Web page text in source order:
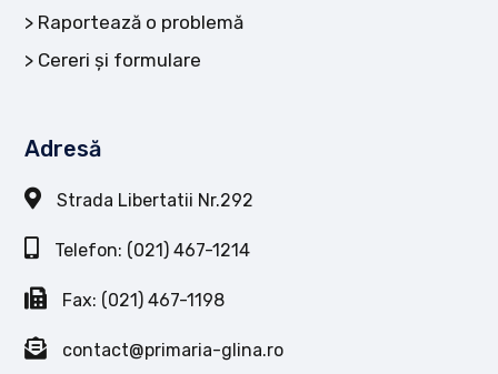
Raportează o problemă
Cereri și formulare
Adresă
Strada Libertatii Nr.292
Telefon: (021) 467-1214
Fax: (021) 467-1198
contact@primaria-glina.ro